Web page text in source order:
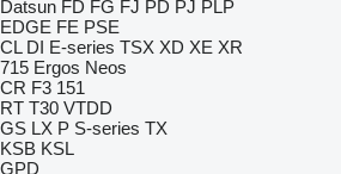
Datsun FD FG FJ PD PJ PLP
EDGE FE PSE
CL DI E-series TSX XD XE XR
715 Ergos Neos
CR F3 151
RT T30 VTDD
GS LX P S-series TX
KSB KSL
GPD